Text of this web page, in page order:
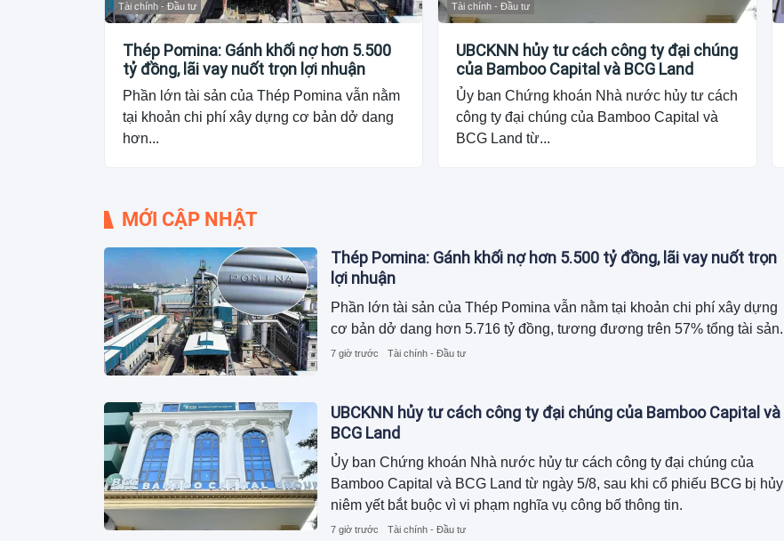
Tài chính - Đầu tư
Thép Pomina: Gánh khối nợ hơn 5.500
tỷ đồng, lãi vay nuốt trọn lợi nhuận
Phần lớn tài sản của Thép Pomina vẫn nằm
tại khoản chi phí xây dựng cơ bản dở dang
hơn...
Tài chính - Đầu tư
UBCKNN hủy tư cách công ty đại chúng
của Bamboo Capital và BCG Land
Ủy ban Chứng khoán Nhà nước hủy tư cách
công ty đại chúng của Bamboo Capital và
BCG Land từ...
MỚI CẬP NHẬT
Thép Pomina: Gánh khối nợ hơn 5.500 tỷ đồng, lãi vay nuốt trọn
lợi nhuận
Phần lớn tài sản của Thép Pomina vẫn nằm tại khoản chi phí xây dựng
cơ bản dở dang hơn 5.716 tỷ đồng, tương đương trên 57% tổng tài sản.
7 giờ trước Tài chính - Đầu tư
UBCKNN hủy tư cách công ty đại chúng của Bamboo Capital và
BCG Land
Ủy ban Chứng khoán Nhà nước hủy tư cách công ty đại chúng của
Bamboo Capital và BCG Land từ ngày 5/8, sau khi cổ phiếu BCG bị hủy
niêm yết bắt buộc vì vi phạm nghĩa vụ công bố thông tin.
7 giờ trước Tài chính - Đầu tư